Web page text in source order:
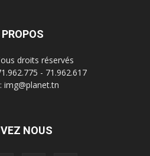
droits réservés
- 71.962.617
img@planet.tn
NOUS